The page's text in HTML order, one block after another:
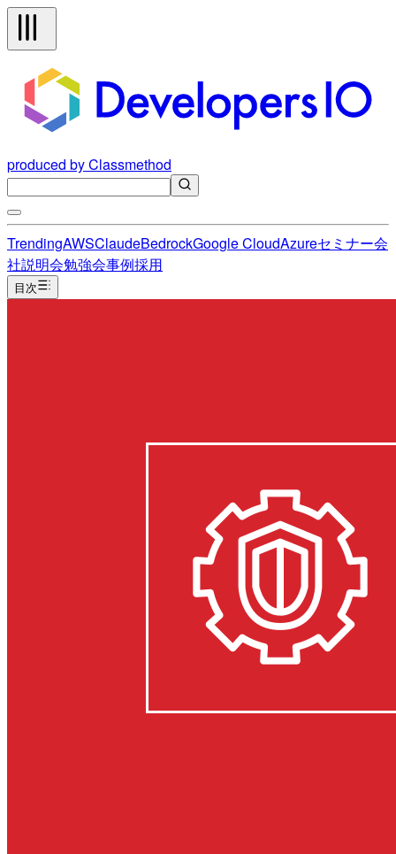
produced by Classmethod
TrendingAWSClaudeBedrockGoogle CloudAzureセミナー会
社説明会勉強会事例採用
目次